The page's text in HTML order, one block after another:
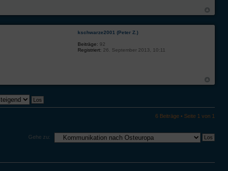
kschwarze2001 (Peter Z.)
Beiträge: 92
Registriert: 26. September 2013, 10:11
6 Beiträge • Seite 1 von 1
Gehe zu: